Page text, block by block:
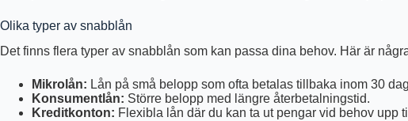
Olika typer av snabblån
Det finns flera typer av snabblån som kan passa dina behov. Här är
Mikrolån: Lån på små belopp som ofta betalas tillbaka inom 30
Konsumentlån: Större belopp med längre återbetalningstid.
Kreditkonton: Flexibla lån där du kan ta ut pengar vid behov upp